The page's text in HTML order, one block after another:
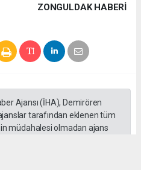
ZONGULDAK HABERİ
Ajansı (İHA), Demirören
tarafından eklenen tüm
müdahalesi olmadan ajans